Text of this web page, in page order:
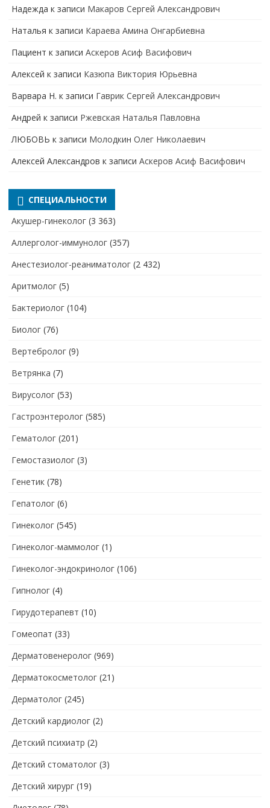
Надежда к записи Макаров Сергей Александрович
Наталья к записи Караева Амина Онгарбиевна
Пациент к записи Аскеров Асиф Васифович
Алексей к записи Казюпа Виктория Юрьевна
Варвара Н. к записи Гаврик Сергей Александрович
Андрей к записи Ржевская Наталья Павловна
ЛЮБОВЬ к записи Молодкин Олег Николаевич
Алексей Александров к записи Аскеров Асиф Васифович
СПЕЦИАЛЬНОСТИ
Акушер-гинеколог (3 363)
Аллерголог-иммунолог (357)
Анестезиолог-реаниматолог (2 432)
Аритмолог (5)
Бактериолог (104)
Биолог (76)
Вертебролог (9)
Ветрянка (7)
Вирусолог (53)
Гастроэнтеролог (585)
Гематолог (201)
Гемостазиолог (3)
Генетик (78)
Гепатолог (6)
Гинеколог (545)
Гинеколог-маммолог (1)
Гинеколог-эндокринолог (106)
Гипнолог (4)
Гирудотерапевт (10)
Гомеопат (33)
Дерматовенеролог (969)
Дерматокосметолог (21)
Дерматолог (245)
Детский кардиолог (2)
Детский психиатр (2)
Детский стоматолог (3)
Детский хирург (19)